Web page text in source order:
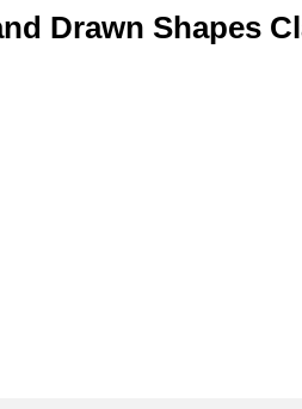
Drawn Shapes